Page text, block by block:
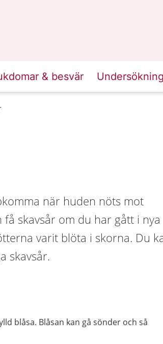
& besvär
när huden nöts mot
skavsår om du har gått i nya
varit blöta i skorna. Du
skavsår.
blåsa. Blåsan kan gå sönder och så